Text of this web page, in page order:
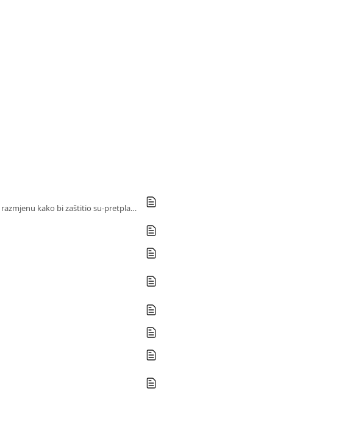
Otkrijte rizike povezane s dijeljenjem pretplata i kako Sharesub osigurava razmjenu kako bi zaštitio su-pretplatnike i vlasnike.